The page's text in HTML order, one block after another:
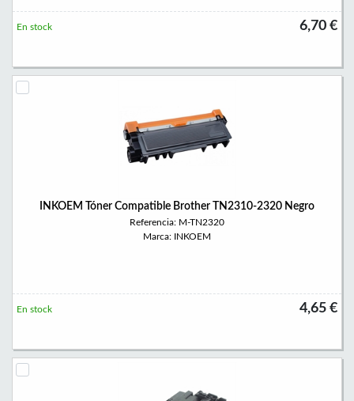
6,70 €
En stock
INKOEM Tóner Compatible Brother TN2310-2320 Negro
Referencia: M-TN2320
Marca: INKOEM
4,65 €
En stock